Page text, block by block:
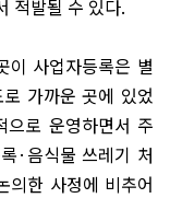
적발될 수 있다.
이 사업자등록은 별
가까운 곳에 있었
으로 운영하면서 주
· 음식물 쓰레기 처
의한 사정에 비추어